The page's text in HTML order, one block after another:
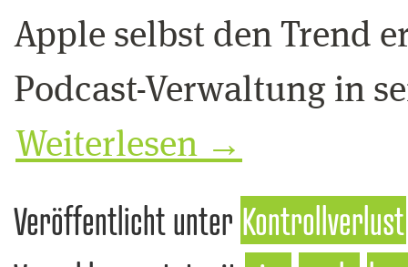
Apple selbst den Trend
Podcast-Verwaltung in
Weiterlesen →
Veröffentlicht unter Kontrollverlust